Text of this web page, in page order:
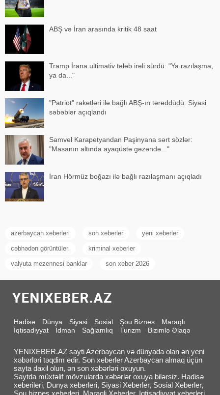
ABŞ və İran arasında kritik 48 saat
Tramp İrana ultimativ tələb irəli sürdü: "Ya razılaşma,
ya da..."
"Patriot" raketləri ilə bağlı ABŞ-ın tərəddüdü: Siyasi
səbəblər açıqlandı
Samvel Karapetyandan Paşinyana sərt sözlər:
"Masanın altında ayaqüstə gəzəndə..."
İran Hörmüz boğazı ilə bağlı razılaşmanı açıqladı
azerbaycan xeberleri son xeberler yeni xeberler
cəbhədən görüntüleri kriminal xeberler
valyuta mezennesi banklar son xeber 2026
Hadisə Dünya Siyasi Sosial Şou Biznes
Maraqlı
İqtisadiyyat
İdman Sağlamlıq Turizm Bizimlə Əlaqə
YENIXEBER.AZ sayti Azerbaycan və dünyada olan ən yeni
xəbərləri təqdim edir. Son xeberler Azerbaycan almaq üçün
sayta daxil olun, ən son xəbərləri oxuyun.
Saytda müxtəlif mövzularda xəbərlər oxuya bilərsiz. Hadisə
xeberileri, Dunya xeberleri, Siyasi Xeberler, Sosial Xeberler,
Sou biznes xeberleri, Maraqli Xeberler, Iqtisadiyyat xeberleri,